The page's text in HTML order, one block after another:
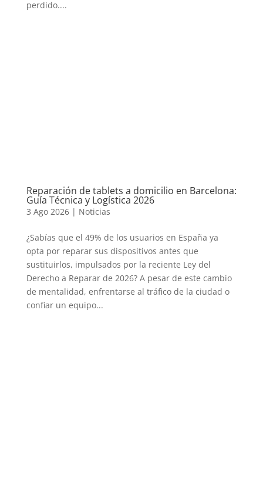
perdido....
Reparación de tablets a domicilio en Barcelona:
Guía Técnica y Logística 2026
3 Ago 2026| Noticias
¿Sabías que el 49% de los usuarios en España ya
opta por reparar sus dispositivos antes que
sustituirlos, impulsados por la reciente Ley del
Derecho a Reparar de 2026? A pesar de este cambio
de mentalidad, enfrentarse al tráfico de la ciudad o
confiar un equipo...